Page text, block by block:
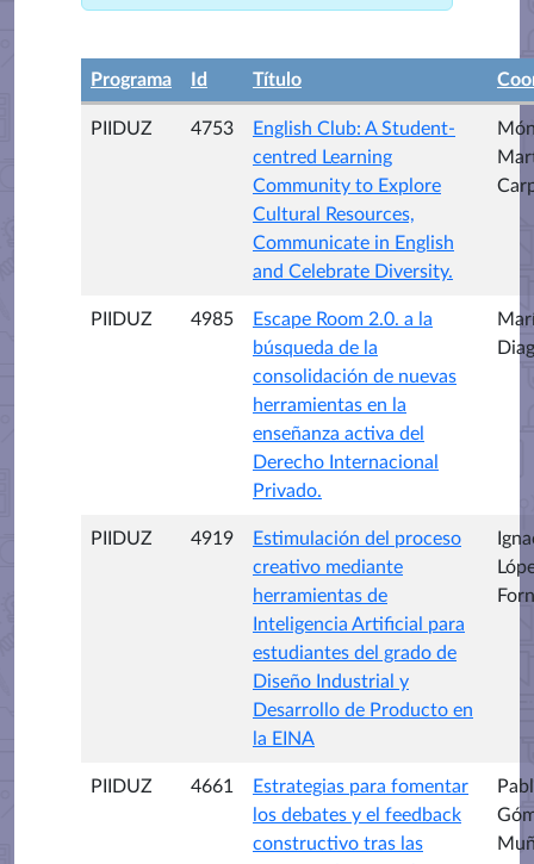
Programa Id Título
PIIDUZ 4753
English Club: A Student-
centred Learning
Community to Explore
Cultural Resources,
Communicate in English
and Celebrate Diversity.
PIIDUZ 4985
Escape Room 2.0. a la
búsqueda de la
consolidación de nuevas
herramientas en la
enseñanza activa del
Derecho Internacional
Privado.
PIIDUZ 4919
Estimulación del proceso
creativo mediante
herramientas de
Inteligencia Artificial para
estudiantes del grado de
Diseño Industrial y
Desarrollo de Producto en
la EINA
PIIDUZ 4661
Estrategias para fomentar
los debates y el feedback
constructivo tras las